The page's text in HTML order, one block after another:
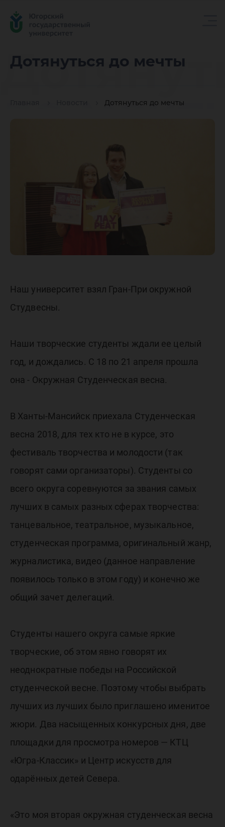
Дотянуться до мечты
Дотянуться до мечты
до
Наш университет взял Гран-При окружной
Студвесны.
Наши творческие студенты ждали ее целый
год, и дождались. С 18 по 21 апреля прошла
она - Окружная Студенческая весна.
В Ханты-Мансийск приехала Студенческая
весна 2018, для тех кто не в курсе, это
фестиваль творчества и молодости (так
говорят сами организаторы). Студенты со
всего округа соревнуются за звания самых
лучших в самых разных сферах творчества:
танцевальное, театральное, музыкальное,
студенческая программа, оригинальный жанр,
журналистика, видео (данное направление
появилось только в этом году) и конечно же
общий зачет делегаций.
Студенты нашего округа самые яркие
творческие, об этом явно говорят их
неоднократные победы на Российской
студенческой весне. Поэтому чтобы выбрать
лучших из лучших было приглашено именитое
жюри. Два насыщенных конкурсных дня, две
площадки для просмотра номеров — КТЦ
«Югра-Классик» и Центр искусств для
одарённых детей Севера.
«Это моя вторая окружная студенческая весна